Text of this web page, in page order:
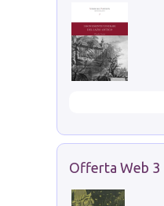
Offerta Web 3